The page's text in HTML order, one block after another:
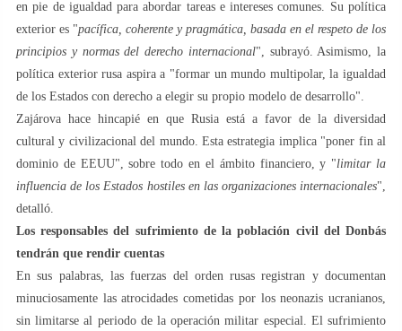
en pie de igualdad para abordar tareas e intereses comunes. Su política
exterior es "pacífica, coherente y pragmática, basada en el respeto de los
principios y normas del derecho internacional", subrayó. Asimismo, la
política exterior rusa aspira a "formar un mundo multipolar, la igualdad
de los Estados con derecho a elegir su propio modelo de desarrollo".
Zajárova hace hincapié en que Rusia está a favor de la diversidad
cultural y civilizacional del mundo. Esta estrategia implica "poner fin al
dominio de EEUU", sobre todo en el ámbito financiero, y "limitar la
influencia de los Estados hostiles en las organizaciones internacionales",
detalló.
Los responsables del sufrimiento de la población civil del Donbás
tendrán que rendir cuentas
En sus palabras, las fuerzas del orden rusas registran y documentan
minuciosamente las atrocidades cometidas por los neonazis ucranianos,
sin limitarse al periodo de la operación militar especial. El sufrimiento